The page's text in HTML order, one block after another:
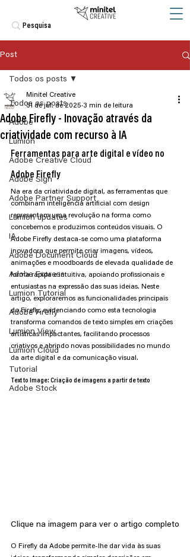
Post
Todos os posts
Adobe
Lumion
Adobe Creative Cloud
Adobe Sign
Adobe Partner Support
Lumion updates
IA
Adobe Document Cloud
Adobe Express
Lumion Tutorial
Adobe Firefly
Lumion View
Lumion Cloud
Tutorial
Adobe Stock
Todos os posts
Adobe Firefly - Inovação através da
criatividade com recurso à IA
Minitel Creative
31 de jul. de 2025 3 min de leitura
Ferramentas para arte digital e vídeo no
Adobe Firefly
Na era da criatividade digital, as ferramentas que
combinam inteligência artificial com design
representam uma revolução na forma como
concebemos e produzimos conteúdos visuais. O
Adobe Firefly destaca-se como uma plataforma
inovadora que permite criar imagens, vídeos,
animações e moodboards de elevada qualidade de
forma rápida e intuitiva, apoiando profissionais e
entusiastas na expressão das suas ideias. Neste
artigo, exploraremos as funcionalidades principais
do Firefly, evidenciando como esta tecnologia
transforma comandos de texto simples em criações
artísticas impactantes, facilitando processos
criativos e abrindo novas possibilidades no mundo
da arte digital e da comunicação visual.
Text to Image: Criação de imagens a partir de texto
Clique na imagem para ver o artigo completo
O Firefly da Adobe permite-lhe dar vida às suas